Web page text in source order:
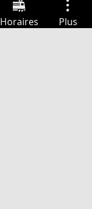
Horaires Plus